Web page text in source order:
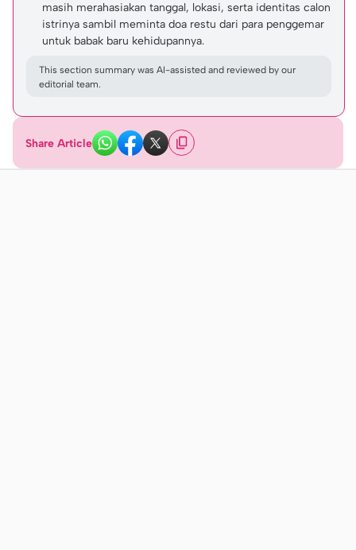
masih merahasiakan tanggal, lokasi, serta identitas calon
istrinya sambil meminta doa restu dari para penggemar
untuk babak baru kehidupannya.
This section summary was AI-assisted and reviewed by our
editorial team.
Share Article